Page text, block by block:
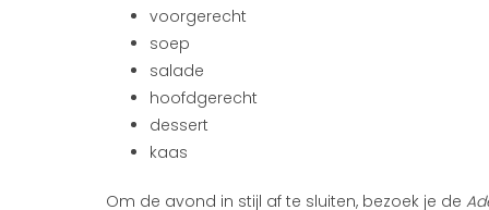
voorgerecht
soep
salade
hoofdgerecht
dessert
kaas
Om de avond in stijl af te sluiten, bezoek je de